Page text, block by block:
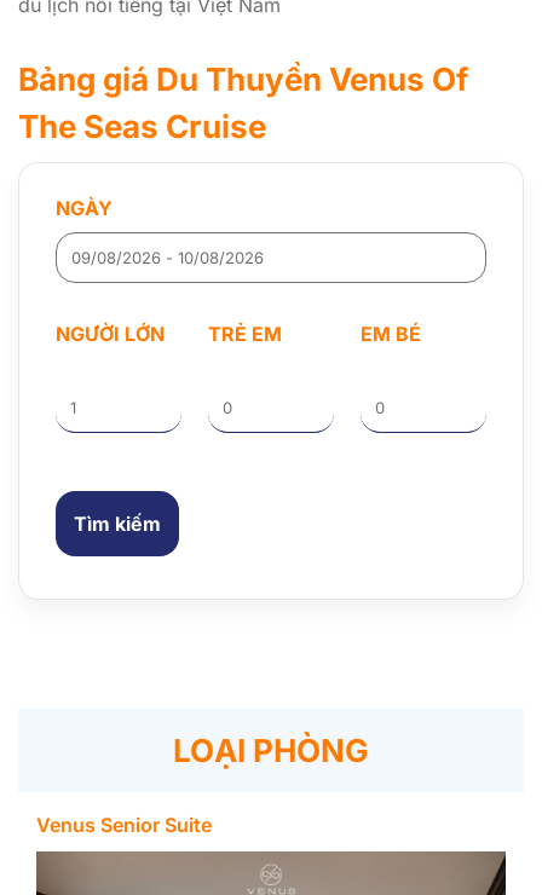
Bảng giá Du Thuyền Venus Of
The Seas Cruise
NGÀY
NGƯỜI LỚN TRẺ EM EM BÉ
Tìm kiếm
LOẠI PHÒNG
Venus Senior Suite